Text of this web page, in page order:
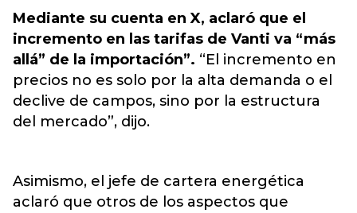
Mediante su cuenta en X, aclaró que el
incremento en las tarifas de Vanti va “más
allá” de la importación”. “El incremento en
precios no es solo por la alta demanda o el
declive de campos, sino por la estructura
del mercado”, dijo.
Asimismo, el jefe de cartera energética
aclaró que otros de los aspectos que